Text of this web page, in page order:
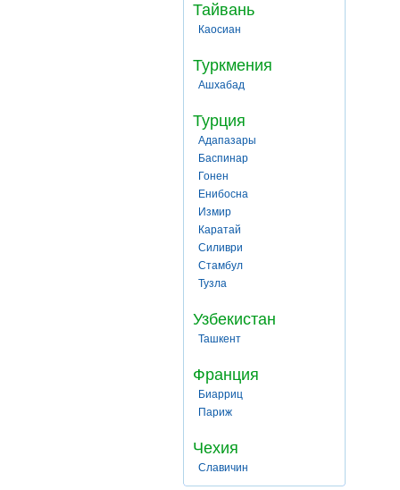
Тайвань
Каосиан
Туркмения
Ашхабад
Турция
Адапазары
Баспинар
Гонен
Енибосна
Измир
Каратай
Силиври
Стамбул
Тузла
Узбекистан
Ташкент
Франция
Биарриц
Париж
Чехия
Славичин